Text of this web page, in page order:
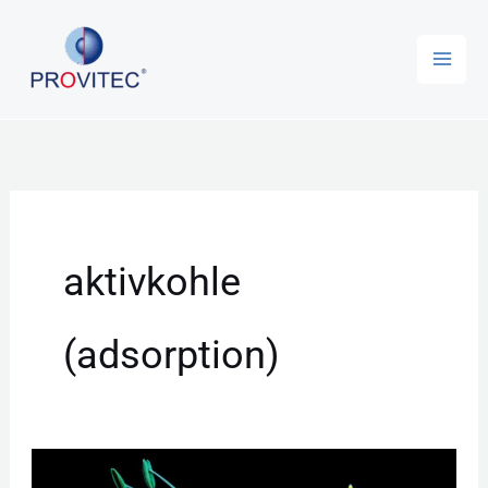
springen
aktivkohle
(adsorption)